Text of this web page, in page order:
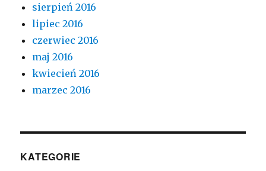
sierpień 2016
lipiec 2016
czerwiec 2016
maj 2016
kwiecień 2016
marzec 2016
KATEGORIE